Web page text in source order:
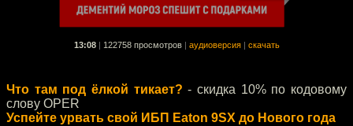
13:08 122758 просмотров аудиоверсия скачать
Что там под ёлкой тикает? - скидка 10% по кодовому
слову OPER
Успейте урвать свой ИБП Eaton 9SX до Нового года